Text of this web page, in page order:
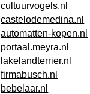
cultuurvogels.nl
castelodemedina.nl
automatten-kopen.nl
portaal.meyra.nl
lakelandterrier.nl
firmabusch.nl
bebelaar.nl